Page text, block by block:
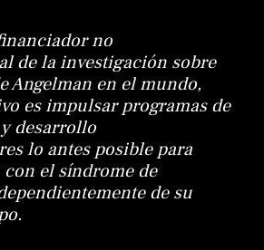
no
de la investigación sobre
Angelman en el mundo,
es impulsar programas de
desarrollo
lo antes posible para
el síndrome de
de su